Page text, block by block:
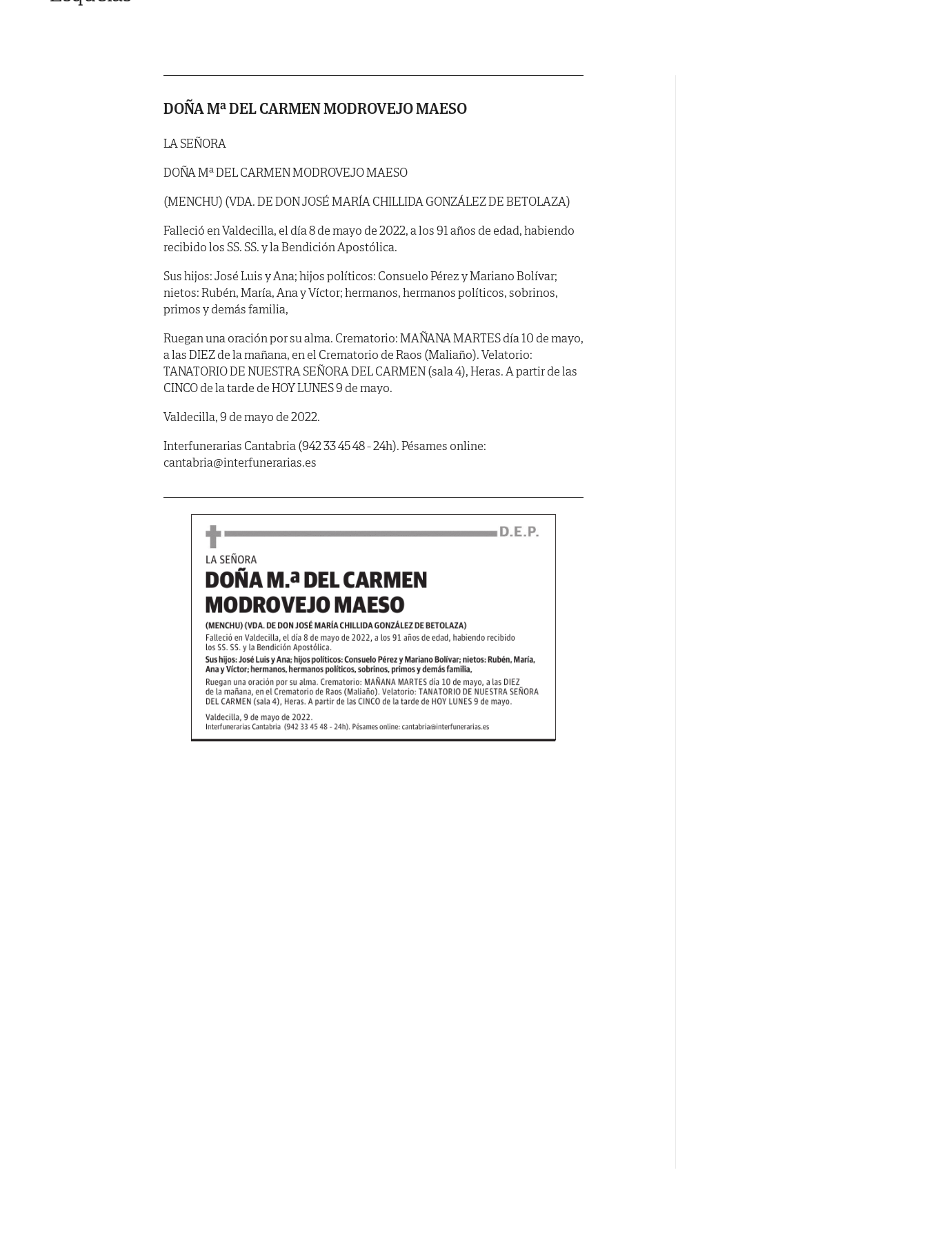
DOÑA Mª DEL CARMEN MODROVEJO MAESO
LA SEÑORA
DOÑA Mª DEL CARMEN MODROVEJO MAESO
(MENCHU) (VDA. DE DON JOSÉ MARÍA CHILLIDA GONZÁLEZ DE BETOLAZA)
Falleció en Valdecilla, el día 8 de mayo de 2022, a los 91 años de edad, habiendo
recibido los SS. SS. y la Bendición Apostólica.
Sus hijos: José Luis y Ana; hijos políticos: Consuelo Pérez y Mariano Bolívar;
nietos: Rubén, María, Ana y Víctor; hermanos, hermanos políticos, sobrinos,
primos y demás familia,
Ruegan una oración por su alma. Crematorio: MAÑANA MARTES día 10 de mayo,
a las DIEZ de la mañana, en el Crematorio de Raos (Maliaño). Velatorio:
TANATORIO DE NUESTRA SEÑORA DEL CARMEN (sala 4), Heras. A partir de las
CINCO de la tarde de HOY LUNES 9 de mayo.
Valdecilla, 9 de mayo de 2022.
Interfunerarias Cantabria (942 33 45 48 - 24h). Pésames online:
cantabria@interfunerarias.es